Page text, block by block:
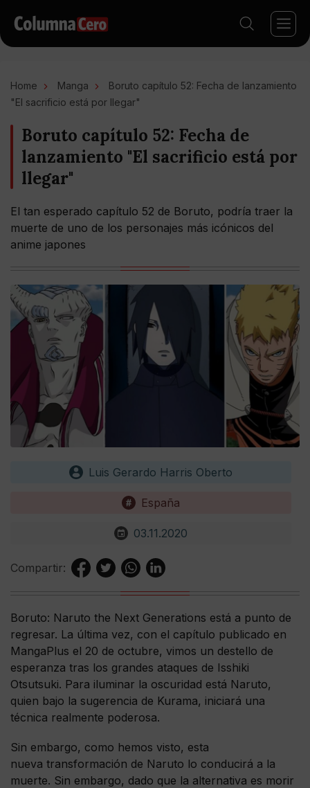
Home Manga
Boruto capítulo 52: Fecha de lanzamiento
"El sacrificio está por llegar"
Boruto capítulo 52: Fecha de
lanzamiento "El sacrificio está por
llegar"
El tan esperado capítulo 52 de Boruto, podría traer la
muerte de uno de los personajes más icónicos del
anime japones
Luis Gerardo Harris Oberto
España
03.11.2020
Compartir:
Boruto: Naruto the Next Generations está a punto de
regresar. La última vez, con el capítulo publicado en
MangaPlus el 20 de octubre, vimos un destello de
esperanza tras los grandes ataques de Isshiki
Otsutsuki. Para iluminar la oscuridad está Naruto,
quien bajo la sugerencia de Kurama, iniciará una
técnica realmente poderosa.
Sin embargo, como hemos visto, esta
nueva transformación de Naruto lo conducirá a la
muerte. Sin embargo, dado que la alternativa es morir